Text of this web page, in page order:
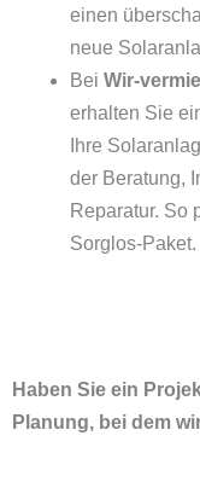
einen
neue
Bei Wir-
erhalten Sie
Ihre
der Beratung,
Reparatur. So
Sorglos-Paket.
Haben Sie ein
Planung, bei dem